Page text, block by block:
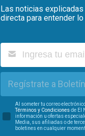
Las noticias
directa para entender
Regístrate a
Al someter tu correo
Términos y Condiciones de El
información u ofertas
Media, sus afiliadas o de
boletines en cualquier